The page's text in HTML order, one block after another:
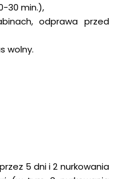
30 min.),
odprawa przed
wolny.
5 dni i 2 nurkowania